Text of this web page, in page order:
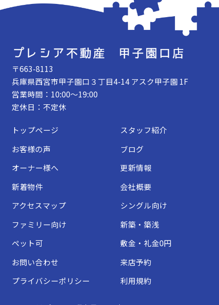
〒663-8113
兵庫県西宮市甲子園口３丁目4-14 アスク甲子園 1F
営業時間：10:00～19:00
定休日：不定休
トップページ
スタッフ紹介
お客様の声
ブログ
オーナー様へ
更新情報
新着物件
会社概要
アクセスマップ
シングル向け
ファミリー向け
新築・築浅
ペット可
敷金・礼金0円
お問い合わせ
来店予約
プライバシーポリシー
利用規約